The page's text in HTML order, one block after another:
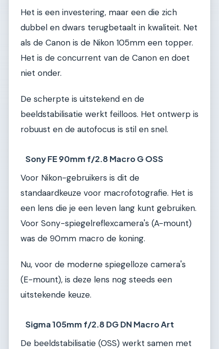
Het is een investering, maar een die zich
dubbel en dwars terugbetaalt in kwaliteit. Net
als de Canon is de Nikon 105mm een topper.
Het is de concurrent van de Canon en doet
niet onder.
De scherpte is uitstekend en de
beeldstabilisatie werkt feilloos. Het ontwerp is
robuust en de autofocus is stil en snel.
Sony FE 90mm f/2.8 Macro G OSS
Voor Nikon-gebruikers is dit de
standaardkeuze voor macrofotografie. Het is
een lens die je een leven lang kunt gebruiken.
Voor Sony-spiegelreflexcamera's (A-mount)
was de 90mm macro de koning.
Nu, voor de moderne spiegelloze camera's
(E-mount), is deze lens nog steeds een
uitstekende keuze.
Sigma 105mm f/2.8 DG DN Macro Art
De beeldstabilisatie (OSS) werkt samen met